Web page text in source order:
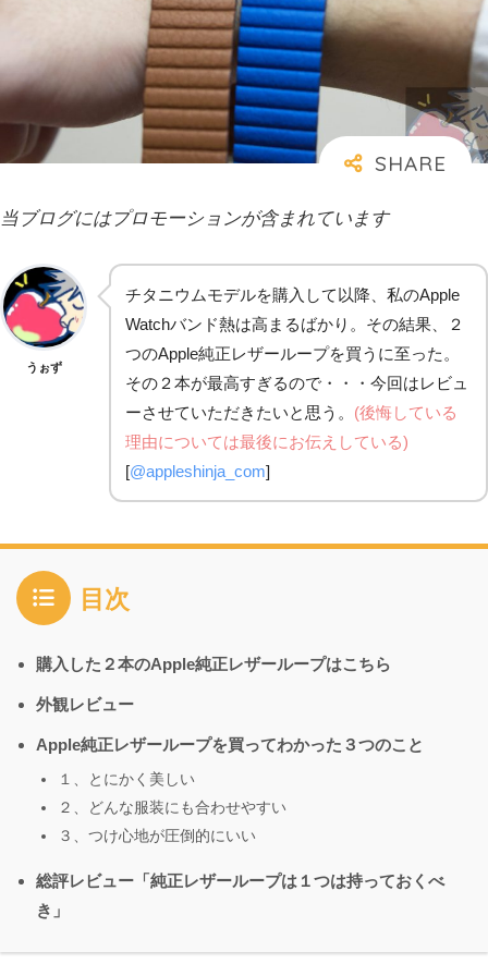
当ブログにはプロモーションが含まれています
うぉず
チタニウムモデルを購入して以降、私のApple
Watchバンド熱は高まるばかり。その結果、２
つのApple純正レザーループを買うに至った。
その２本が最高すぎるので・・・今回はレビュ
ーさせていただきたいと思う。 (後悔している
理由については最後にお伝えしている)
[@appleshinja_com]
目次
購入した２本のApple純正レザーループはこちら
外観レビュー
Apple純正レザーループを買ってわかった３つのこと
１、とにかく美しい
２、どんな服装にも合わせやすい
３、つけ心地が圧倒的にいい
総評レビュー「純正レザーループは１つは持っておくべ
き」